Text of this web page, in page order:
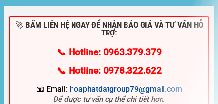
🚀 BẤM LIÊN HỆ NGAY ĐỂ NHẬN BÁO GIÁ VÀ TƯ VẤN HỖ
TRỢ:
📞 Hotline: 0963.379.379
📞 Hotline: 0978.322.622
📧 Email: hoaphatdatgroup79@gmail.com
Để được tư vấn cụ thể chi tiết hơn.